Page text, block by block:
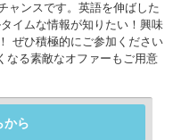
ャンスです。英語を伸ばした
イムな情報が知りたい！興味
ぜひ積極的にご参加ください
なる素敵なオファーもご用意
から